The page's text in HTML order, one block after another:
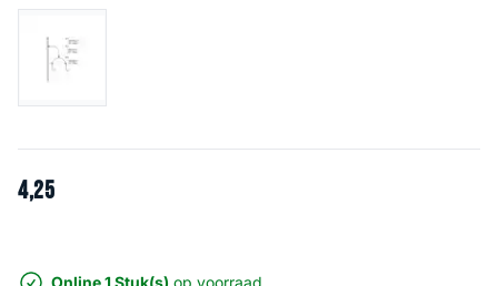
4,25
Online 1 Stuk(s) op voorraad